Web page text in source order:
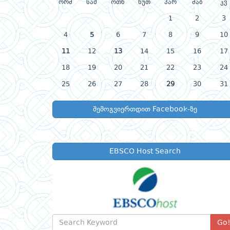
ორშ სამ ოთხ ხუთ პარ შაბ კვ
1 2 3
4 5 6 7 8 9 10
11 12 13 14 15 16 17
18 19 20 21 22 23 24
25 26 27 28 29 30 31
შემოგვიერთდით Facebook-ზე
EBSCO Host Search
Go!